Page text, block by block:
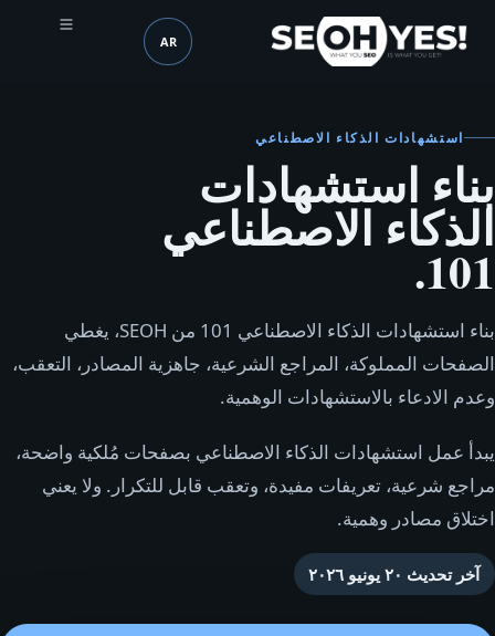
SEOH اللغة (mobile header)
AR
استشهادات الذكاء الاصطناعي
بناء استشهادات
الذكاء الاصطناعي
101.
بناء استشهادات الذكاء الاصطناعي 101 من SEOH، يغطي
الصفحات المملوكة، المراجع الشرعية، جاهزية المصادر، التعقب،
وعدم الادعاء بالاستشهادات الوهمية.
يبدأ عمل استشهادات الذكاء الاصطناعي بصفحات مُلكية واضحة،
مراجع شرعية، تعريفات مفيدة، وتعقب قابل للتكرار. ولا يعني
اختلاق مصادر وهمية.
آخر تحديث ٢٠ يونيو ٢٠٢٦